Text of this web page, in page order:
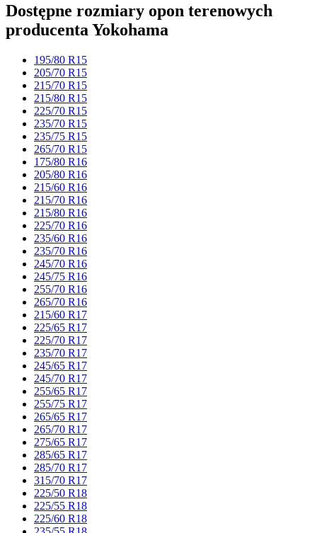
Dostępne rozmiary opon terenowych
producenta Yokohama
195/80 R15
205/70 R15
215/70 R15
215/80 R15
225/70 R15
235/70 R15
235/75 R15
265/70 R15
175/80 R16
205/80 R16
215/60 R16
215/70 R16
215/80 R16
225/70 R16
235/60 R16
235/70 R16
245/70 R16
245/75 R16
255/70 R16
265/70 R16
215/60 R17
225/65 R17
225/70 R17
235/70 R17
245/65 R17
245/70 R17
255/65 R17
255/75 R17
265/65 R17
265/70 R17
275/65 R17
285/65 R17
285/70 R17
315/70 R17
225/50 R18
225/55 R18
225/60 R18